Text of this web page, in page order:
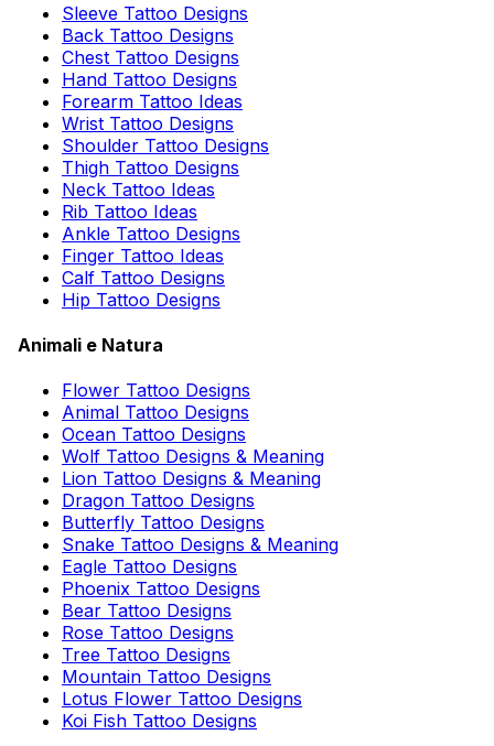
Sleeve Tattoo Designs
Back Tattoo Designs
Chest Tattoo Designs
Hand Tattoo Designs
Forearm Tattoo Ideas
Wrist Tattoo Designs
Shoulder Tattoo Designs
Thigh Tattoo Designs
Neck Tattoo Ideas
Rib Tattoo Ideas
Ankle Tattoo Designs
Finger Tattoo Ideas
Calf Tattoo Designs
Hip Tattoo Designs
Animali e Natura
Flower Tattoo Designs
Animal Tattoo Designs
Ocean Tattoo Designs
Wolf Tattoo Designs & Meaning
Lion Tattoo Designs & Meaning
Dragon Tattoo Designs
Butterfly Tattoo Designs
Snake Tattoo Designs & Meaning
Eagle Tattoo Designs
Phoenix Tattoo Designs
Bear Tattoo Designs
Rose Tattoo Designs
Tree Tattoo Designs
Mountain Tattoo Designs
Lotus Flower Tattoo Designs
Koi Fish Tattoo Designs